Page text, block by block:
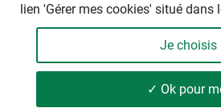
lien 'Gérer mes cookies' situé dans
Je choisis
✓ Ok pour